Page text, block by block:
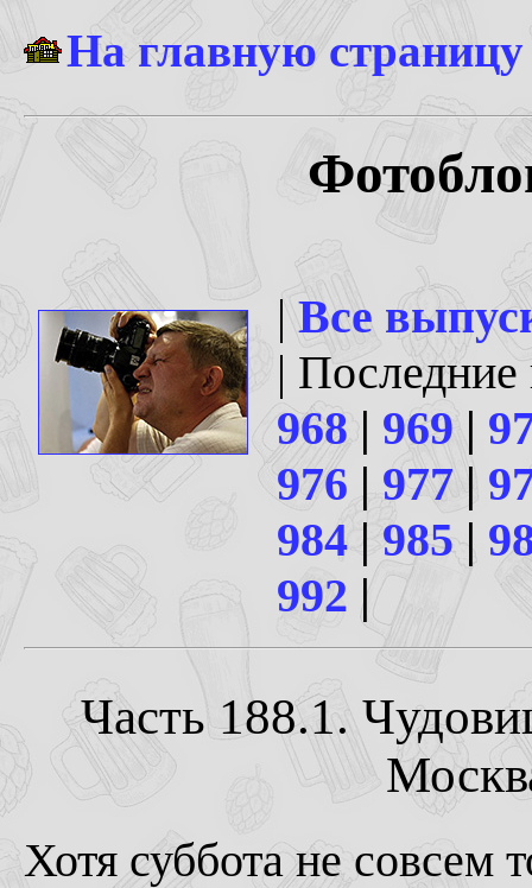
На главную
|Все
|
968| 969|
976 | 977 |
984 | 985|
992 |
Часть 188.1.
Хотя суббота не совсем